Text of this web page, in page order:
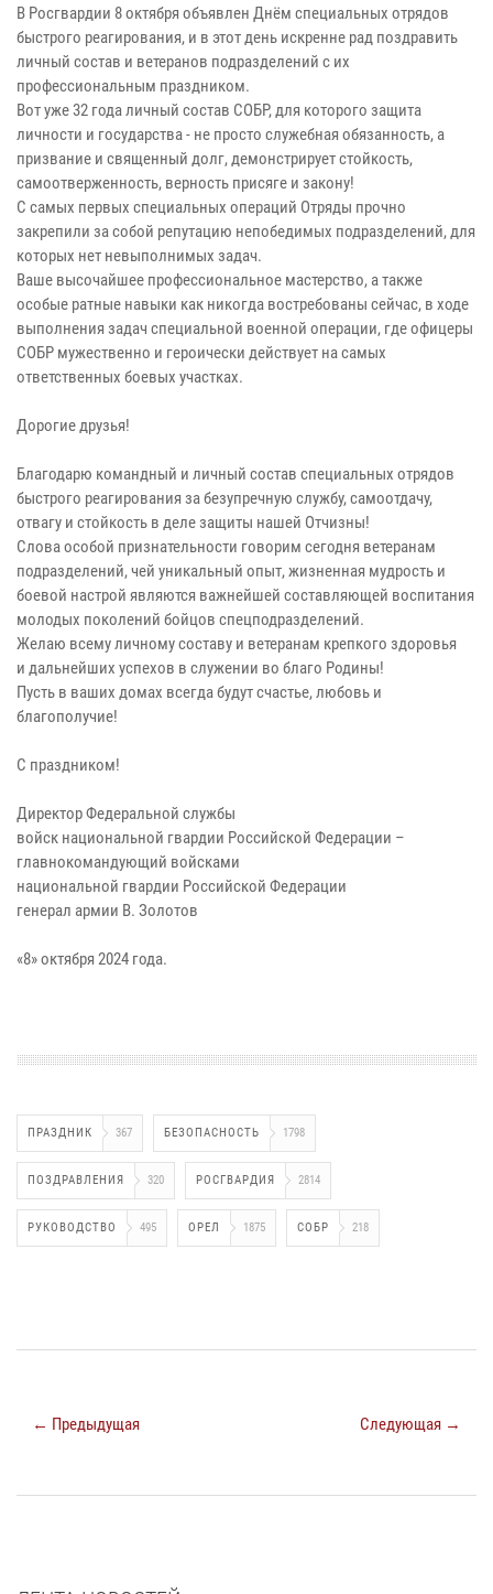
В Росгвардии 8 октября объявлен Днём специальных отрядов
быстрого реагирования, и в этот день искренне рад поздравить
личный состав и ветеранов подразделений с их
профессиональным праздником.
Вот уже 32 года личный состав СОБР, для которого защита
личности и государства - не просто служебная обязанность, а
призвание и священный долг, демонстрирует стойкость,
самоотверженность, верность присяге и закону!
С самых первых специальных операций Отряды прочно
закрепили за собой репутацию непобедимых подразделений, для
которых нет невыполнимых задач.
Ваше высочайшее профессиональное мастерство, а также
особые ратные навыки как никогда востребованы сейчас, в ходе
выполнения задач специальной военной операции, где офицеры
СОБР мужественно и героически действует на самых
ответственных боевых участках.
Дорогие друзья!
Благодарю командный и личный состав специальных отрядов
быстрого реагирования за безупречную службу, самоотдачу,
отвагу и стойкость в деле защиты нашей Отчизны!
Слова особой признательности говорим сегодня ветеранам
подразделений, чей уникальный опыт, жизненная мудрость и
боевой настрой являются важнейшей составляющей воспитания
молодых поколений бойцов спецподразделений.
Желаю всему личному составу и ветеранам крепкого здоровья
и дальнейших успехов в служении во благо Родины!
Пусть в ваших домах всегда будут счастье, любовь и
благополучие!
С праздником!
Директор Федеральной службы
войск национальной гвардии Российской Федерации –
главнокомандующий войсками
национальной гвардии Российской Федерации
генерал армии В. Золотов
«8» октября 2024 года.
ПРАЗДНИК 367 БЕЗОПАСНОСТЬ 1798
ПОЗДРАВЛЕНИЯ 320 РОСГВАРДИЯ 2814
РУКОВОДСТВО 495 ОРЕЛ 1875 СОБР 218
← Предыдущая Следующая →